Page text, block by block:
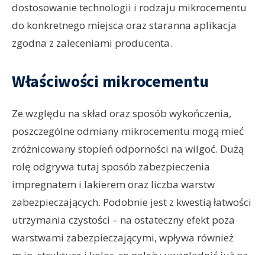
dostosowanie technologii i rodzaju mikrocementu
do konkretnego miejsca oraz staranna aplikacja
zgodna z zaleceniami producenta.
Właściwości mikrocementu
Ze względu na skład oraz sposób wykończenia,
poszczególne odmiany mikrocementu mogą mieć
zróżnicowany stopień odporności na wilgoć. Dużą
rolę odgrywa tutaj sposób zabezpieczenia
impregnatem i lakierem oraz liczba warstw
zabezpieczających. Podobnie jest z kwestią łatwości
utrzymania czystości – na ostateczny efekt poza
warstwami zabezpieczającymi, wpływa również